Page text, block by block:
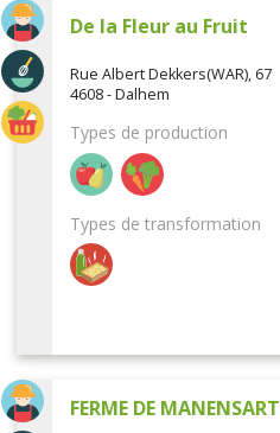
De la Fleur au Fruit
Rue Albert Dekkers(WAR), 67
4608 - Dalhem
Types de production
Types de transformation
FERME DE MANENSART